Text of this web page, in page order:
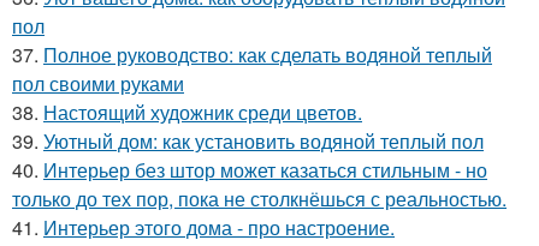
пол
37. Полное руководство: как сделать водяной теплый
пол своими руками
38. Настоящий художник среди цветов.
39. Уютный дом: как установить водяной теплый пол
40. Интерьер без штор может казаться стильным - но
только до тех пор, пока не столкнёшься с реальностью.
41. Интерьер этого дома - про настроение.